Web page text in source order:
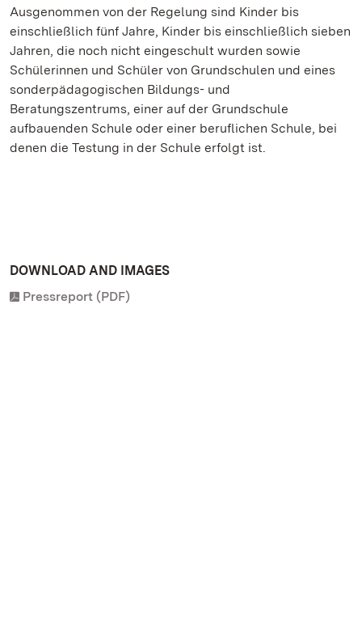
Ausgenommen von der Regelung sind Kinder bis
einschließlich fünf Jahre, Kinder bis einschließlich sieben
Jahren, die noch nicht eingeschult wurden sowie
Schülerinnen und Schüler von Grundschulen und eines
sonderpädagogischen Bildungs- und
Beratungszentrums, einer auf der Grundschule
aufbauenden Schule oder einer beruflichen Schule, bei
denen die Testung in der Schule erfolgt ist.
DOWNLOAD AND IMAGES
Pressreport (PDF)